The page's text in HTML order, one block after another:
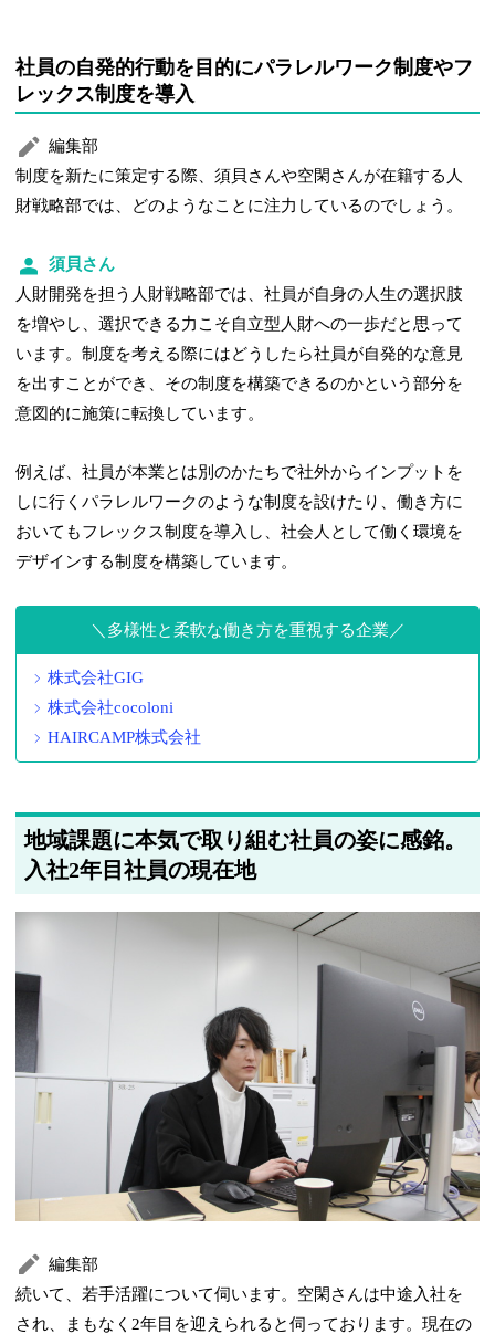
社員の自発的行動を目的にパラレルワーク制度やフ
レックス制度を導入
編集部
制度を新たに策定する際、須貝さんや空閑さんが在籍する人
財戦略部では、どのようなことに注力しているのでしょう。
須貝さん
人財開発を担う人財戦略部では、社員が自身の人生の選択肢
を増やし、選択できる力こそ自立型人財への一歩だと思って
います。制度を考える際にはどうしたら社員が自発的な意見
を出すことができ、その制度を構築できるのかという部分を
意図的に施策に転換しています。
例えば、社員が本業とは別のかたちで社外からインプットを
しに行くパラレルワークのような制度を設けたり、働き方に
おいてもフレックス制度を導入し、社会人として働く環境を
デザインする制度を構築しています。
多様性と柔軟な働き方を重視する企業
株式会社GIG
株式会社cocoloni
HAIRCAMP株式会社
地域課題に本気で取り組む社員の姿に感銘。
入社2年目社員の現在地
編集部
続いて、若手活躍について伺います。空閑さんは中途入社を
され、まもなく2年目を迎えられると伺っております。現在の